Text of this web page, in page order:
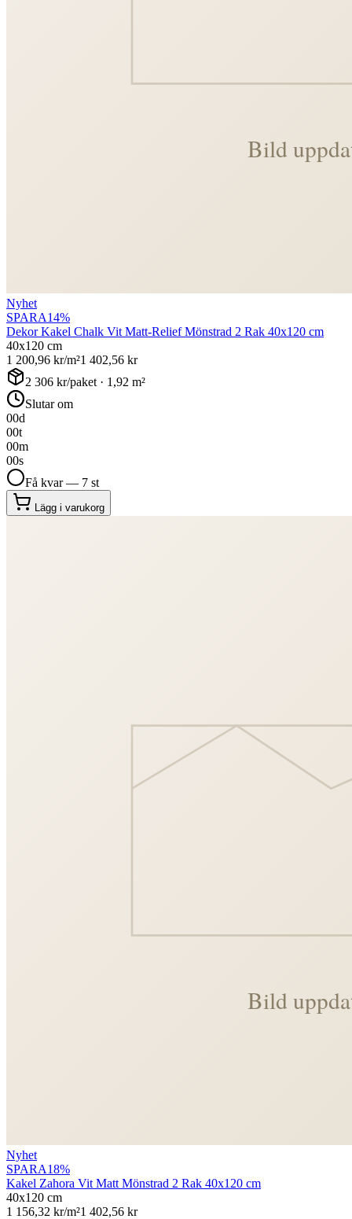
Nyhet
SPARA14%
Dekor Kakel Chalk Vit Matt-Relief Mönstrad 2 Rak 40x120 cm
40x120 cm
1 200,96 kr/m²1 402,56 kr
2 306 kr/paket · 1,92 m²
Slutar om
00d
00t
00m
00s
Få kvar — 7 st
Lägg i varukorg
Nyhet
SPARA18%
Kakel Zahora Vit Matt Mönstrad 2 Rak 40x120 cm
40x120 cm
1 156,32 kr/m²1 402,56 kr